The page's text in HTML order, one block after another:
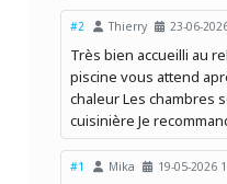
#2 Thierry 23-06-
Très bien accueilli au
piscine vous attend
chaleur Les chambres
cuisinière Je
#1 Mika 19-05-2026